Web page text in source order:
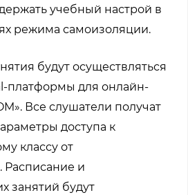
учебный настрой в
режима самоизоляции.
будут осуществляться
платформы для онлайн-
Все слушатели получат
доступа к
классу от
Расписание и
занятий будут